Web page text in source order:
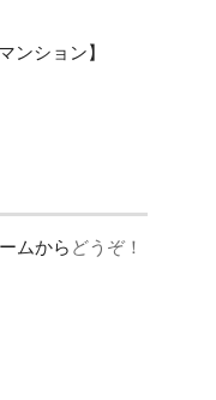
ンション】
ムから どうぞ！